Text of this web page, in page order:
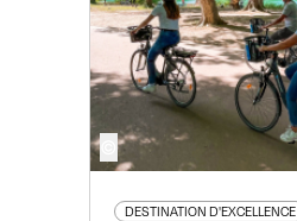
DESTINATION D'EXCELLENCE
©